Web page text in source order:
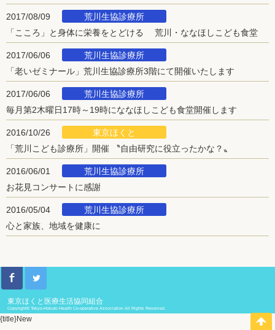
2017/08/09
荒川生協診療所
「こころ」と身体に栄養をとどける 荒川・ななほしこども食堂
2017/06/06
荒川生協診療所
「老いゼミナール」荒川生協診療所3階にて開催いたします
2017/06/06
荒川生協診療所
毎月第2木曜日17時～19時にななほしこども食堂開催します
2016/10/26
東京ほくと
「荒川こども診療所」開催 〝自由研究に役立ったかな？〟
2016/06/01
荒川生協診療所
お花見コンサートに感謝
2016/05/04
荒川生協診療所
心と家族、地域を健康に
東京ほくと医療生活協同組合
Copyright© Tokyo-Hokuto Health Co-operative Association All Rights Reserved.
{title}New